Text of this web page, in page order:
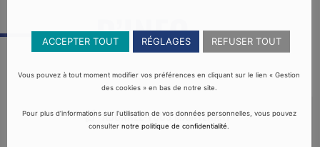
LETTRED’INFO
ABONNEZ-VOUS MAINTENANT
ACCEPTER TOUT RÉGLAGES REFUSER TOUT
Vous pouvez à tout moment modifier vos préférences en cliquant sur le lien « Gestion
des cookies » en bas de notre site.
Pour plus d’informations sur l’utilisation de vos données personnelles, vous pouvez
consulternotre politique de confidentialité